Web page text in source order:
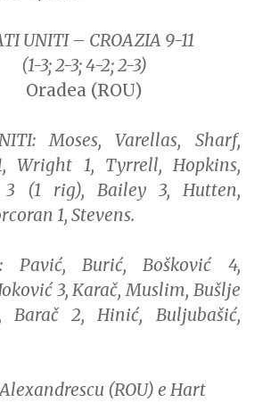
UNITI – CROAZIA 9-11
(1-3; 2-3; 4-2; 2-3)
Oradea (ROU)
Moses, Varellas, Sharf,
Wright 1, Tyrrell, Hopkins,
3 (1 rig), Bailey 3, Hutten,
1, Stevens.
Pavić, Burić, Bošković 4,
3, Karač, Muslim, Bušlje
Barač 2, Hinić, Buljubašić,
Alexandrescu (ROU) e Hart